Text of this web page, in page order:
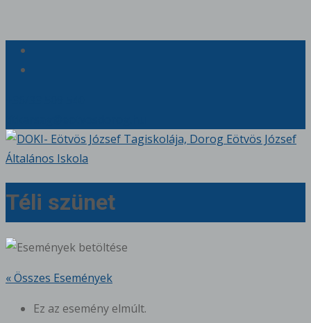
Téli szünet
« Összes Események
Ez az esemény elmúlt.